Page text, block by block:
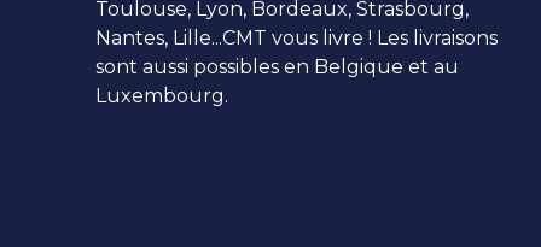
Toulouse, Lyon, Bordeaux, Strasbourg,
Nantes, Lille...CMT vous livre ! Les livraisons
sont aussi possibles en Belgique et au
Luxembourg.